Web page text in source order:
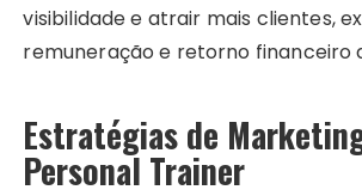
visibilidade e atrair mais clientes,
remuneração e retorno financeiro
Estratégias de
Personal Trainer